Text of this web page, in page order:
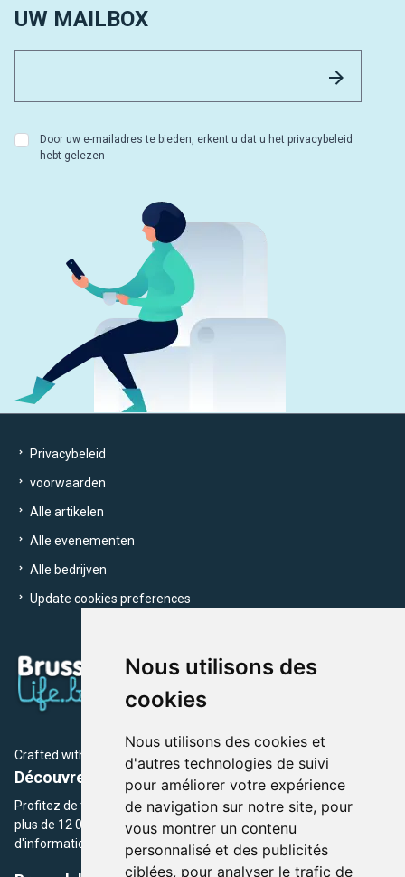
Nous utilisons des
cookies
Nous utilisons des cookies et
d'autres technologies de suivi
pour améliorer votre expérience
de navigation sur notre site, pour
vous montrer un contenu
personnalisé et des publicités
ciblées, pour analyser le trafic de
UW MAILBOX
Door uw e-mailadres te bieden, erkent u dat u het privacybeleid
hebt gelezen
Privacybeleid
voorwaarden
Alle artikelen
Alle evenementen
Alle bedrijven
Update cookies preferences
Crafted with by Brusselslife Team
Découvrez plus de 12 000 adresses et événements
Profitez de toutes les sections de BrusselsLife.be et découvrez
plus de 12 000 adresses et un grand choix d'événements,
d'informations et de conseils et astuces de notre écriture.